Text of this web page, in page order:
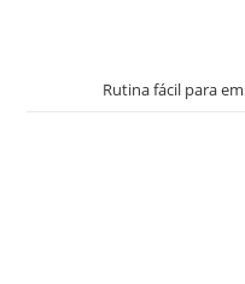
Rutina fácil para